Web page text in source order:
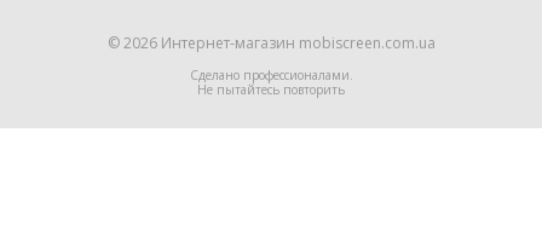
© 2026 Интернет-магазин mobiscreen.com.ua
Сделано профессионалами.
Не пытайтесь повторить